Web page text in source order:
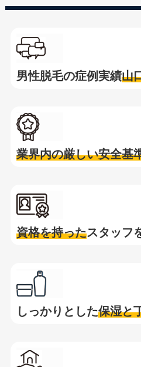
男性脱毛の症例実績山
業界内の厳しい安全基
資格を持ったスタッフ
しっかりとした保湿と